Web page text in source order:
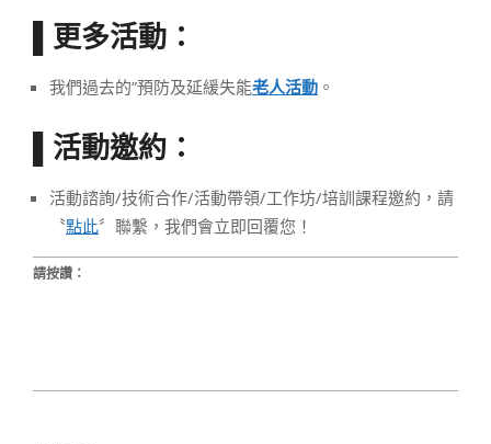
更多活動：
我們過去的”預防及延緩失能老人活動 。
活動邀約：
活動諮詢/技術合作/活動帶領/工作坊/培訓課程邀約，請
〝點此〞聯繫，我們會立即回覆您！
請按讚：